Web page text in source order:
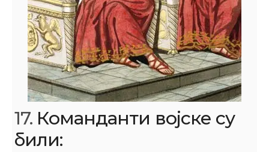
17. Команданти војске су
били: